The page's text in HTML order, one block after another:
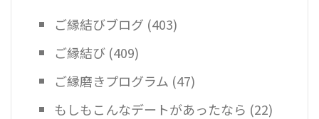
ご縁結びブログ (403)
ご縁結び (409)
ご縁磨きプログラム (47)
もしもこんなデートがあったなら (22)